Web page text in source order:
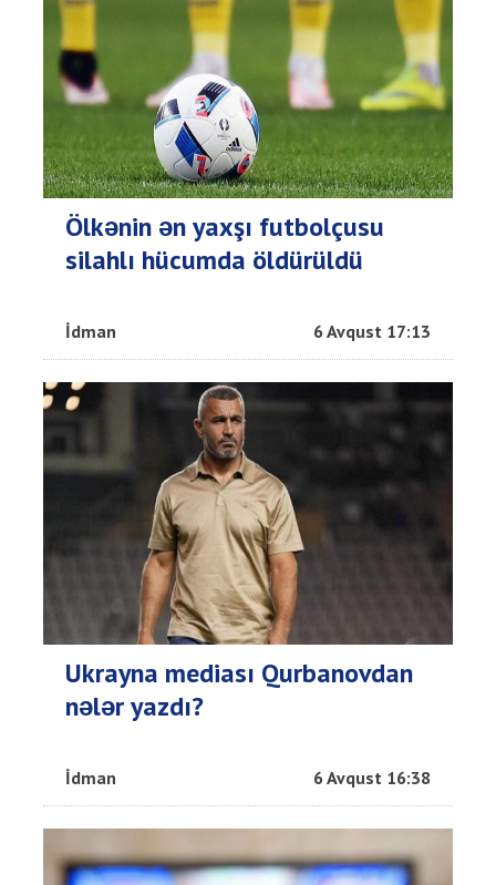
Ölkənin ən yaxşı futbolçusu
silahlı hücumda öldürüldü
İdman 6 Avqust 17:13
Ukrayna mediası Qurbanovdan
nələr yazdı?
İdman 6 Avqust 16:38